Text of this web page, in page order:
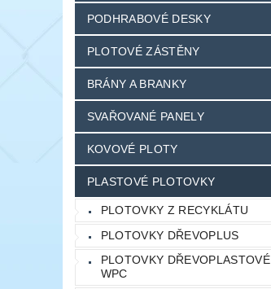
PODHRABOVÉ DESKY
PLOTOVÉ ZÁSTĚNY
BRÁNY A BRANKY
SVAŘOVANÉ PANELY
KOVOVÉ PLOTY
PLASTOVÉ PLOTOVKY
PLOTOVKY Z RECYKLÁTU
PLOTOVKY DŘEVOPLUS
PLOTOVKY DŘEVOPLASTOVÉ
WPC